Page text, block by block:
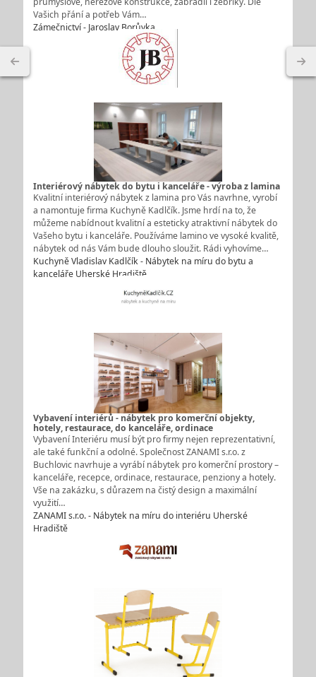
Vašich přání a potřeb Vám…
Zámečnictví - Jaroslav Borůvka
Interiérový nábytek do bytu i kanceláře - výroba z lamina
Kvalitní interiérový nábytek z lamina pro Vás navrhne, vyrobí
a namontuje firma Kuchyně Kadlčík. Jsme hrdí na to, že
můžeme nabídnout kvalitní a esteticky atraktivní nábytek do
Vašeho bytu i kanceláře. Používáme lamino ve vysoké kvalitě,
nábytek od nás Vám bude dlouho sloužit. Rádi vyhovíme…
Kuchyně Vladislav Kadlčík - Nábytek na míru do bytu a
kanceláře Uherské Hradiště
Vybavení interiérů - nábytek pro komerční objekty,
hotely, restaurace, do kanceláře, ordinace
Vybavení Interiéru musí být pro firmy nejen reprezentativní,
ale také funkční a odolné. Společnost ZANAMI s.r.o. z
Buchlovic navrhuje a vyrábí nábytek pro komerční prostory –
kanceláře, recepce, ordinace, restaurace, penziony a hotely.
Vše na zakázku, s důrazem na čistý design a maximální
využití…
ZANAMI s.r.o. - Nábytek na míru do interiéru Uherské
Hradiště